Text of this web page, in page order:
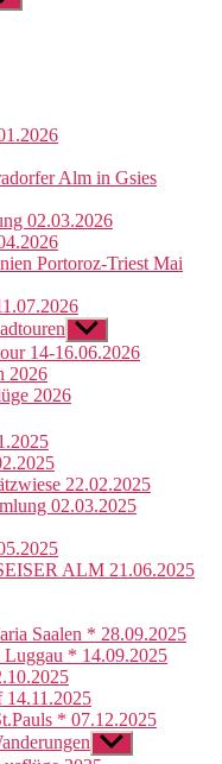
Alm in Gsies
02.03.2026
Portoroz-Triest Mai
Untermenü
anzeigen
14-16.06.2026
2026
2026
22.02.2025
02.03.2025
ALM 21.06.2025
Saalen * 28.09.2025
* 14.09.2025
14.11.2025
* 07.12.2025
Untermenü
anzeigen